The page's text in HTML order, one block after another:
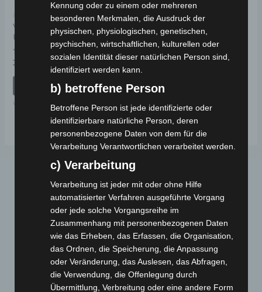
Kostenloser Versand
VM4 NEO ANZEIGE
UNTERE ABDECKUNG
Bewertet
0
39,00
IN DEN WARENKORB
VM4 NEO
Webseite
Cashback-Aktion
Kennung oder zu einem oder mehreren
besonderen Merkmalen, die Ausdruck der
physischen, physiologischen, genetischen,
psychischen, wirtschaftlichen, kulturellen oder
sozialen Identität dieser natürlichen Person sind,
identifiziert werden kann.
b) betroffene Person
Betroffene Person ist jede identifizierte oder
identifizierbare natürliche Person, deren
personenbezogene Daten von dem für die
Verarbeitung Verantwortlichen verarbeitet werden.
c) Verarbeitung
Verarbeitung ist jeder mit oder ohne Hilfe
automatisierter Verfahren ausgeführte Vorgang
oder jede solche Vorgangsreihe im
Zusammenhang mit personenbezogenen Daten
wie das Erheben, das Erfassen, die Organisation,
das Ordnen, die Speicherung, die Anpassung
oder Veränderung, das Auslesen, das Abfragen,
die Verwendung, die Offenlegung durch
Übermittlung, Verbreitung oder eine andere Form